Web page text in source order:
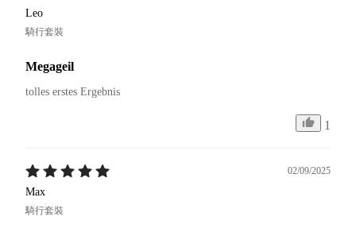
Leo
騎行套裝
Megageil
tolles erstes Ergebnis
1
02/09/2025
Max
騎行套裝